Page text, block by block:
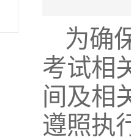
为确
考试相
间及相
遵照执